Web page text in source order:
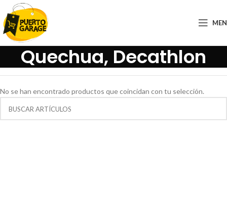
Quechua, Decathlon
No se han encontrado productos que coincidan con tu selección.